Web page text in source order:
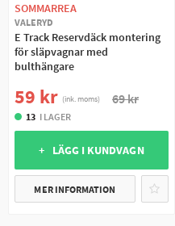
SOMMARREA
VALERYD
E Track Reservdäck montering
för släpvagnar med
bulthängare
59 kr (ink. moms) 69 kr
13 I LAGER
+ LÄGG I KUNDVAGN
MER INFORMATION